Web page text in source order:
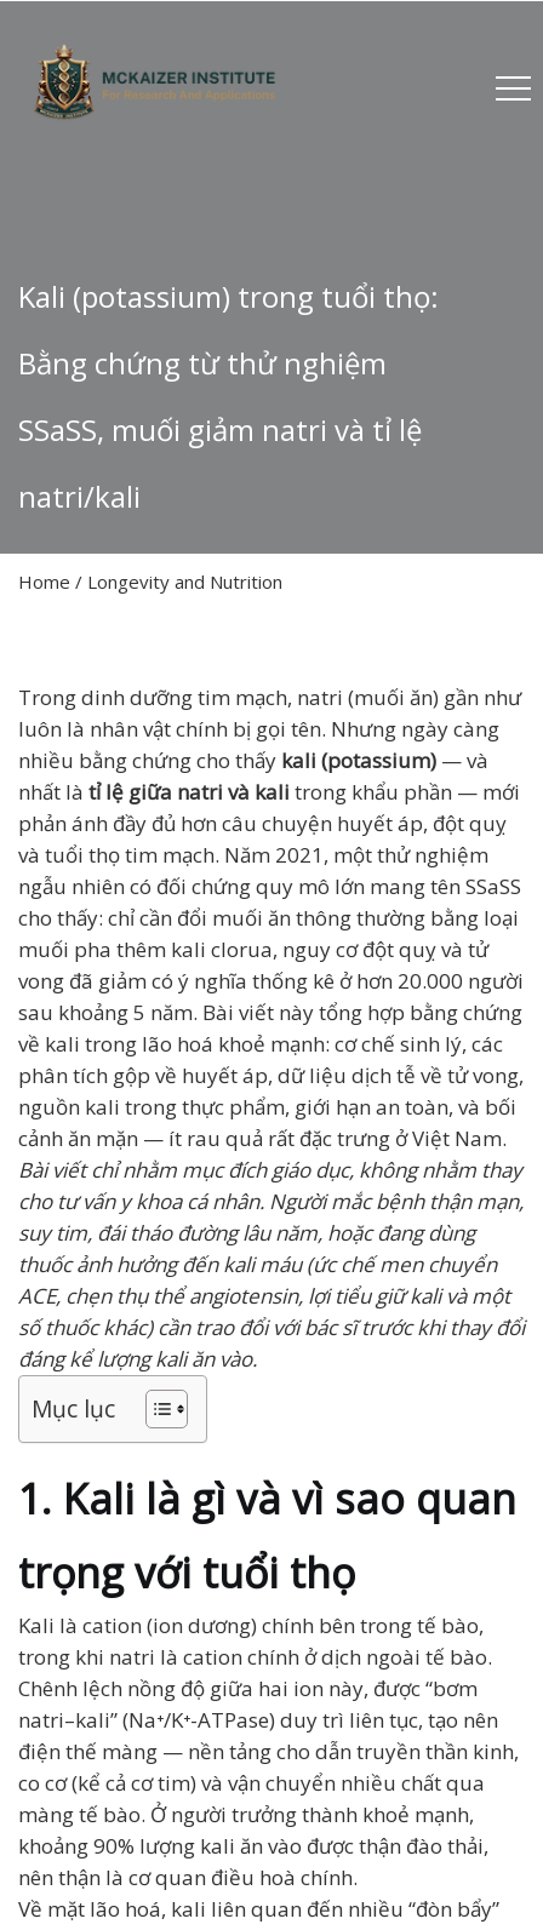
Kali (potassium) trong tuổi thọ:
Bằng chứng từ thử nghiệm
SSaSS, muối giảm natri và tỉ lệ
natri/kali
Home / Longevity and Nutrition
Trong dinh dưỡng tim mạch, natri (muối ăn) gần như
luôn là nhân vật chính bị gọi tên. Nhưng ngày càng
nhiều bằng chứng cho thấy kali (potassium) — và
nhất là tỉ lệ giữa natri và kali trong khẩu phần — mới
phản ánh đầy đủ hơn câu chuyện huyết áp, đột quỵ
và tuổi thọ tim mạch. Năm 2021, một thử nghiệm
ngẫu nhiên có đối chứng quy mô lớn mang tên SSaSS
cho thấy: chỉ cần đổi muối ăn thông thường bằng loại
muối pha thêm kali clorua, nguy cơ đột quỵ và tử
vong đã giảm có ý nghĩa thống kê ở hơn 20.000 người
sau khoảng 5 năm. Bài viết này tổng hợp bằng chứng
về kali trong lão hoá khoẻ mạnh: cơ chế sinh lý, các
phân tích gộp về huyết áp, dữ liệu dịch tễ về tử vong,
nguồn kali trong thực phẩm, giới hạn an toàn, và bối
cảnh ăn mặn — ít rau quả rất đặc trưng ở Việt Nam.
Bài viết chỉ nhằm mục đích giáo dục, không nhằm thay
cho tư vấn y khoa cá nhân. Người mắc bệnh thận mạn,
suy tim, đái tháo đường lâu năm, hoặc đang dùng
thuốc ảnh hưởng đến kali máu (ức chế men chuyển
ACE, chẹn thụ thể angiotensin, lợi tiểu giữ kali và một
số thuốc khác) cần trao đổi với bác sĩ trước khi thay đổi
đáng kể lượng kali ăn vào.
Mục lục
1. Kali là gì và vì sao quan
trọng với tuổi thọ
Kali là cation (ion dương) chính bên trong tế bào,
trong khi natri là cation chính ở dịch ngoài tế bào.
Chênh lệch nồng độ giữa hai ion này, được “bơm
natri–kali” (Na⁺/K⁺-ATPase) duy trì liên tục, tạo nên
điện thế màng — nền tảng cho dẫn truyền thần kinh,
co cơ (kể cả cơ tim) và vận chuyển nhiều chất qua
màng tế bào. Ở người trưởng thành khoẻ mạnh,
khoảng 90% lượng kali ăn vào được thận đào thải,
nên thận là cơ quan điều hoà chính.
Về mặt lão hoá, kali liên quan đến nhiều “đòn bẩy”